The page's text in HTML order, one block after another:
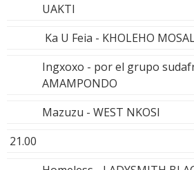
UAKTI
Ka U Feia - KHOLEHO
Ingxoxo - por el grupo
AMAMPONDO
Mazuzu - WEST NKOSI
21.00